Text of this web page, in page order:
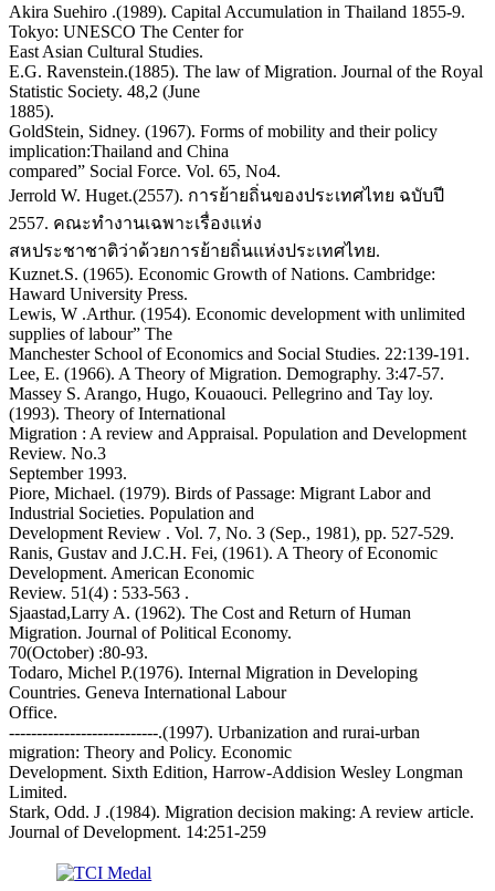
Akira Suehiro .(1989). Capital Accumulation in Thailand 1855-9.
Tokyo: UNESCO The Center for
East Asian Cultural Studies.
E.G. Ravenstein.(1885). The law of Migration. Journal of the Royal
Statistic Society. 48,2 (June
1885).
GoldStein, Sidney. (1967). Forms of mobility and their policy
implication:Thailand and China
compared” Social Force. Vol. 65, No4.
Jerrold W. Huget.(2557). การย้ายถิ่นของประเทศไทย ฉบับปี
2557. คณะทำงานเฉพาะเรื่องแห่ง
สหประชาชาติว่าด้วยการย้ายถิ่นแห่งประเทศไทย.
Kuznet.S. (1965). Economic Growth of Nations. Cambridge:
Haward University Press.
Lewis, W .Arthur. (1954). Economic development with unlimited
supplies of labour” The
Manchester School of Economics and Social Studies. 22:139-191.
Lee, E. (1966). A Theory of Migration. Demography. 3:47-57.
Massey S. Arango, Hugo, Kouaouci. Pellegrino and Tay loy.
(1993). Theory of International
Migration : A review and Appraisal. Population and Development
Review. No.3
September 1993.
Piore, Michael. (1979). Birds of Passage: Migrant Labor and
Industrial Societies. Population and
Development Review . Vol. 7, No. 3 (Sep., 1981), pp. 527-529.
Ranis, Gustav and J.C.H. Fei, (1961). A Theory of Economic
Development. American Economic
Review. 51(4) : 533-563 .
Sjaastad,Larry A. (1962). The Cost and Return of Human
Migration. Journal of Political Economy.
70(October) :80-93.
Todaro, Michel P.(1976). Internal Migration in Developing
Countries. Geneva International Labour
Office.
---------------------------.(1997). Urbanization and rurai-urban
migration: Theory and Policy. Economic
Development. Sixth Edition, Harrow-Addision Wesley Longman
Limited.
Stark, Odd. J .(1984). Migration decision making: A review article.
Journal of Development. 14:251-259